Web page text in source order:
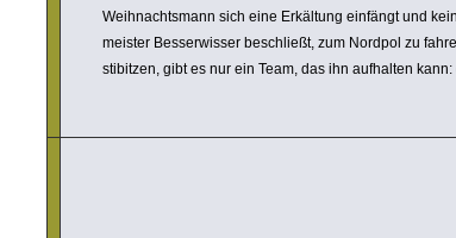
Weih­nachts­mann sich eine Erkältung einfängt und
meister Besser­wisser beschließt, zum Nordpol zu
stibitzen, gibt es nur ein Team, das ihn aufhalten